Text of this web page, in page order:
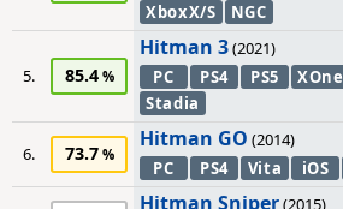
XboxX/S
NGC
5. 85.4
Hitman 3(2021)
PC
PS4 PS5 XOne
Stadia
6. 73.7
Hitman GO (2014)
PC
PS4 Vita iOS
Hitman Sniper(2015)